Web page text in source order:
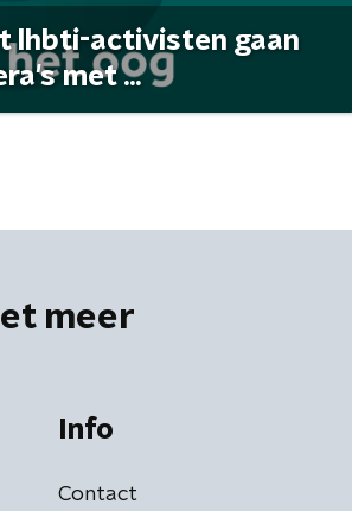
lhbti-activisten gaan
met ...
meer
Info
Contact